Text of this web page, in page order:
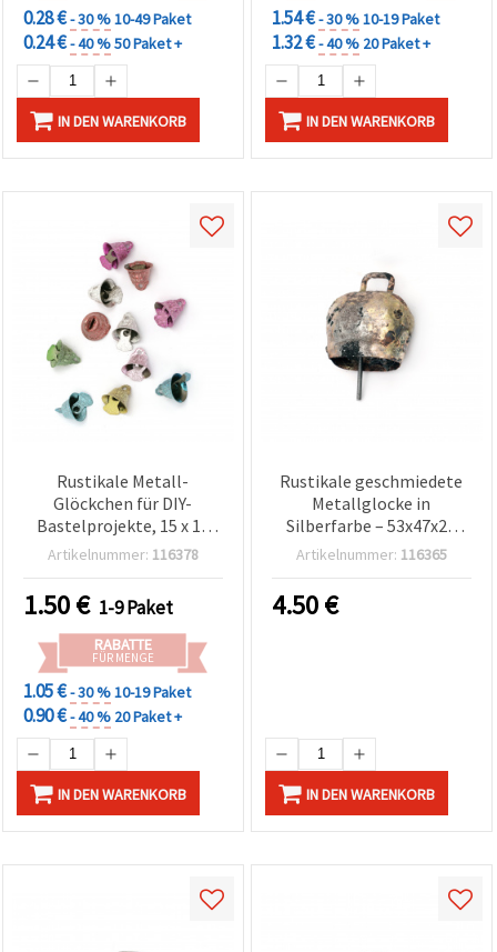
0.28 €- 30 %10-49 Paket
0.24 €- 40 %50 Paket +
IN DEN WARENKORB
1.54 €- 30 %10-19 Paket
1.32 €- 40 % 20 Paket +
IN DEN WARENKORB
Rustikale Metall-
Glöckchen für DIY-
Bastelprojekte, 15 x 16
mm, Loch 2 mm, Farbmix
Artikelnummer: 116378
1.50€ 1-9 Paket
RABATTE
FÜR MENGE
1.05 €- 30 %10-19 Paket
0.90 €- 40 % 20 Paket +
IN DEN WARENKORB
Rustikale geschmiedete
Metallglocke in
Silberfarbe – 53x47x29
mm, Größe Nr. 4, ideal für
Projekte
Artikelnummer: 116365
4.50€
IN DEN WARENKORB